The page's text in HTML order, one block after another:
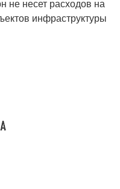
не несет расходов на
инфраструктуры